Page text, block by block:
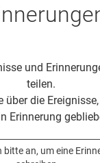
und
teilen.
über die
Erinnerung
bitte an, um eine